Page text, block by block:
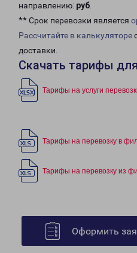
направлению: руб.
** Срок перевозки является
Рассчитайте в калькуляторе
доставки.
Скачать тарифы
Тарифы на услуги
Тарифы на перевозку в
Тарифы на перевозку из
Оформить